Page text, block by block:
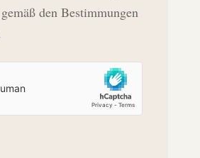
den Bestimmungen